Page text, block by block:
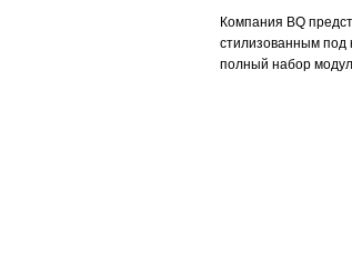
Компания BQ
стилизованным под
полный набор